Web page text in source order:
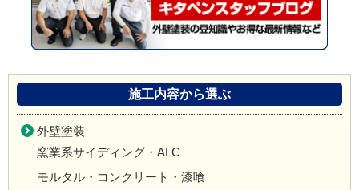
施工内容から選ぶ
外壁塗装
窯業系サイディング・ALC
モルタル・コンクリート・漆喰